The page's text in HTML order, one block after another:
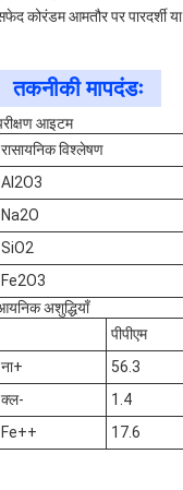
कोरंडम आमतौर पर पारदर्शी
तकनीकी मापदंडः
आइटम
रासायनिक विश्लेषण
Al2O3
Na2O
SiO2
Fe2O3
अशुद्धियाँ
पीपीएम
ना+
56.3
क्ल-
1.4
Fe++
17.6